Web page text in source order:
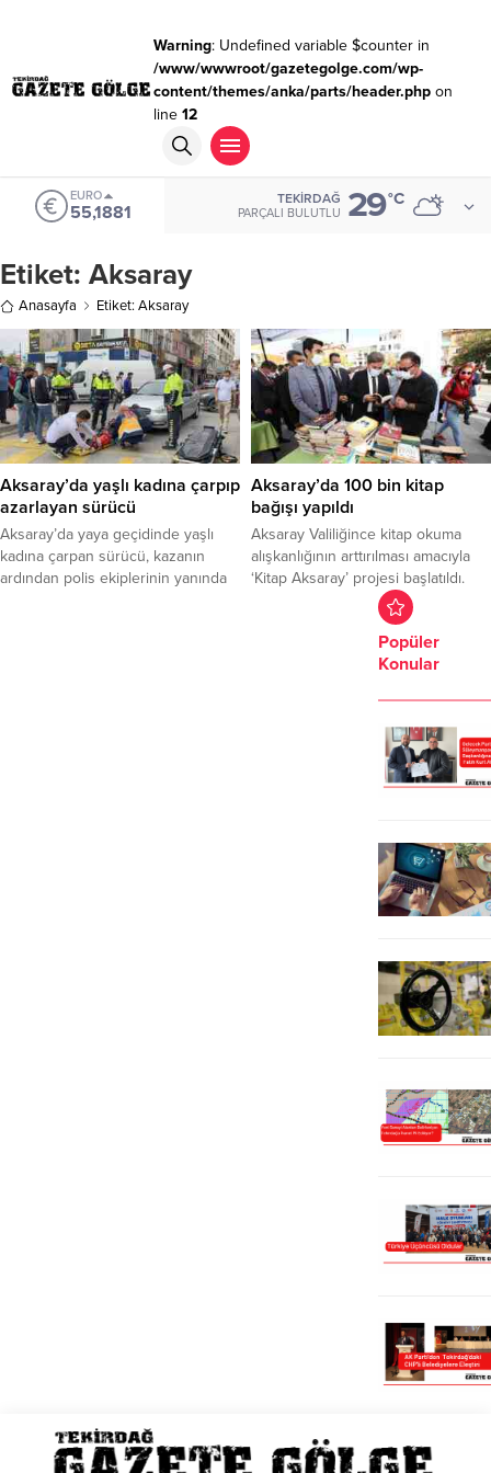
Warning: Undefined variable $counter in
/www/wwwroot/gazetegolge.com/wp-
content/themes/anka/parts/header.phpon
line 12
EURO
55,1881
TEKIRDAĞ
PARÇALI BULUTLU 29°C
Etiket: Aksaray
Anasayfa Etiket: Aksaray
Aksaray’da yaşlı kadına çarpıp
azarlayan sürücü
Aksaray’da yaya geçidinde yaşlı
kadına çarpan sürücü, kazanın
ardından polis ekiplerinin yanında
Aksaray’da 100 bin kitap
bağışı yapıldı
Aksaray Valiliğince kitap okuma
alışkanlığının arttırılması amacıyla
‘Kitap Aksaray’ projesi başlatıldı.
Projenin halk tarafından da
sahiplenilmesi için kitap bağış
kampanyası düzenlendi.15 Temmuz
Milli İrade Meydanına kurulan kitap
100 bin kitabın kampanyaya
bağışlandığı bildirildi.Aksaray Valisi
Hamza Aydoğdu Türkiye’ye model
Popüler
Konular